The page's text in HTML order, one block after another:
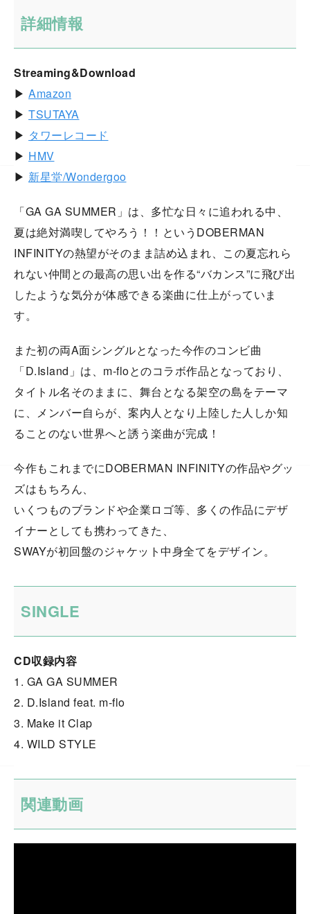
詳細情報
Streaming&Download
▶︎ Amazon
▶︎ TSUTAYA
▶︎ タワーレコード
▶︎ HMV
▶︎ 新星堂/Wondergoo
「GA GA SUMMER」は、多忙な日々に追われる中、
夏は絶対満喫してやろう！！というDOBERMAN
INFINITYの熱望がそのまま詰め込まれ、この夏忘れら
れない仲間との最高の思い出を作る“バカンス”に飛び出
したような気分が体感できる楽曲に仕上がっていま
す。
また初の両A面シングルとなった今作のコンビ曲
「D.Island」は、m-floとのコラボ作品となっており、
タイトル名そのままに、舞台となる架空の島をテーマ
に、メンバー自らが、案内人となり上陸した人しか知
ることのない世界へと誘う楽曲が完成！
今作もこれまでにDOBERMAN INFINITYの作品やグッ
ズはもちろん、
いくつものブランドや企業ロゴ等、多くの作品にデザ
イナーとしても携わってきた、
SWAYが初回盤のジャケット中身全てをデザイン。
SINGLE
CD収録内容
1. GA GA SUMMER
2. D.Island feat. m-flo
3. Make it Clap
4. WILD STYLE
関連動画